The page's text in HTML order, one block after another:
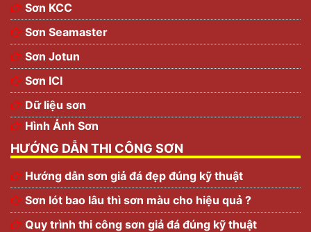
Sơn KCC
Sơn Seamaster
Sơn Jotun
Sơn ICI
Dữ liệu sơn
Hình Ảnh Sơn
HƯỚNG DẪN THI CÔNG SƠN
Hướng dẫn sơn giả đá đẹp đúng kỹ thuật
Sơn lót bao lâu thì sơn màu cho hiệu quả ?
Quy trình thi công sơn giả đá đúng kỹ thuật